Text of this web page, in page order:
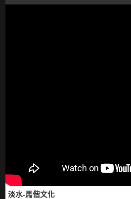
淡水-馬偕文化